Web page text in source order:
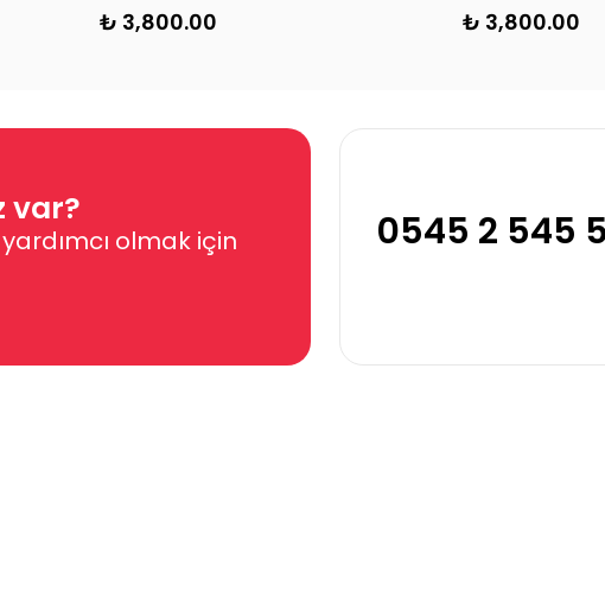
₺ 3,800.00 ₺ 3,800.00
var?
olmak için
0545 2 545